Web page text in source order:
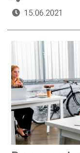
15.06.2021